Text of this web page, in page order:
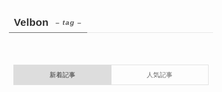
Velbon – tag –
新着記事 人気記事